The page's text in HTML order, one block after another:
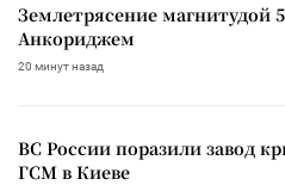
Землетрясение магнитудой
Анкориджем
20 минут назад
ВС России поразили завод
ГСМ в Киеве